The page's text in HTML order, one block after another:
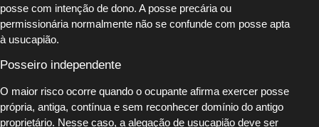
posse com intenção de dono. A posse precária ou
permissionária normalmente não se confunde com posse apta
à usucapião.
Posseiro independente
O maior risco ocorre quando o ocupante afirma exercer posse
própria, antiga, contínua e sem reconhecer domínio do antigo
proprietário. Nesse caso, a alegação de usucapião deve ser